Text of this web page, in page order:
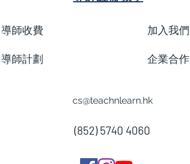
導師收費
導師計劃
加入我們
企業合作
cs@teachnlearn.hk
(852) 5740 4060